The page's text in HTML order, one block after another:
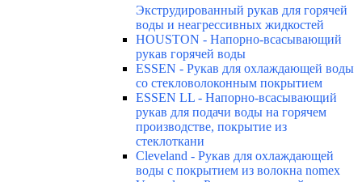
Экструдированный рукав для горячей
воды и неагрессивных жидкостей
HOUSTON - Напорно-всасывающий
рукав горячей воды
ESSEN - Рукав для охлаждающей воды
со стекловолоконным покрытием
ESSEN LL - Напорно-всасывающий
рукав для подачи воды на горячем
производстве, покрытие из
стеклоткани
Cleveland - Рукав для охлаждающей
воды с покрытием из волокна nomex